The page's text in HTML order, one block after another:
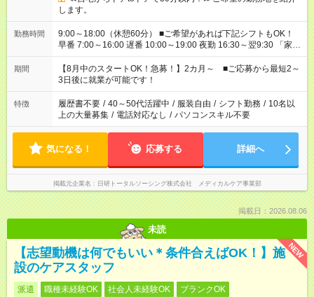
します。
勤務時間
9:00～18:00（休憩60分） ■ご希望があれば下記シフトもOK！
早番 7:00～16:00 遅番 10:00～19:00 夜勤 16:30～翌9:30 「家族
と休みを合わせたい」 「余裕を持って夕飯の準備がしたい」
「できれば残業はしたくない」 など、ご希望を教えてください
ね。 ※Wワーク希望の方へ 今ご覧のお仕事で希望する勤務時間
と、もう1つのお仕事の勤務時間。 合計で週40時間を超える場
合は応募できません。
期間
【8月中のスタートOK！急募！】2カ月～ ■ご応募から最短2～
3日後に就業が可能です！
特徴 履歴書不要 / 40～50代活躍中 / 服装自由 / シフト勤務 / 10名以
上の大量募集 / 電話対応なし / パソコンスキル不要
気になる！ 応募する 詳細へ
掲載元企業名 日研トータルソーシング株式会社 メディカルケア事業部
掲載日：2026.08.06
未読
NEW
【志望動機は何でもいい＊条件合えばOK！】施
設のケアスタッフ
派遣 職種未経験OK 社会人未経験OK
ブランクOK